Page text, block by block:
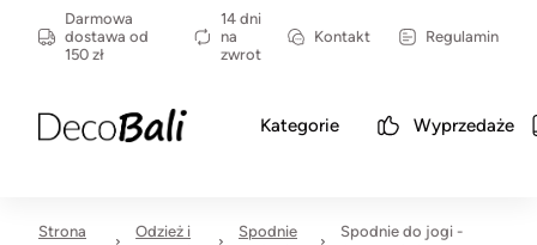
Darmowa
dostawa od
150 zł
14 dni
na
zwrot
Kontakt Regulamin
Kategorie Wyprzedaże
Strona
Odzież i
Spodnie
Spodnie do jogi -